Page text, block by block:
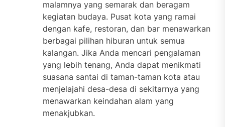
malamnya yang semarak dan beragam
kegiatan budaya. Pusat kota yang ramai
dengan kafe, restoran, dan bar menawarkan
berbagai pilihan hiburan untuk semua
kalangan. Jika Anda mencari pengalaman
yang lebih tenang, Anda dapat menikmati
suasana santai di taman-taman kota atau
menjelajahi desa-desa di sekitarnya yang
menawarkan keindahan alam yang
menakjubkan.